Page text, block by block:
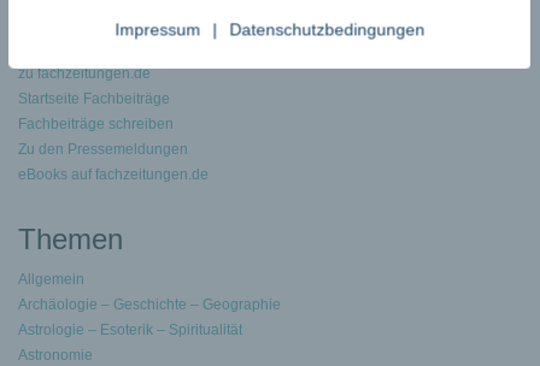
zu fachzeitungen.de
Startseite Fachbeiträge
Fachbeiträge schreiben
Zu den Pressemeldungen
eBooks auf fachzeitungen.de
Themen
Allgemein
Archäologie – Geschichte – Geographie
Astrologie – Esoterik – Spiritualität
Astronomie
Impressum | Datenschutzbedingungen